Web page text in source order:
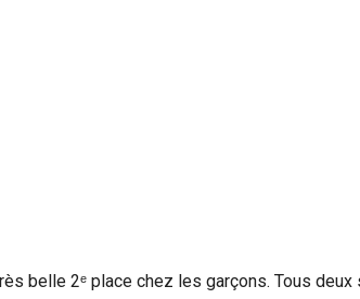
belle 2ᵉ place chez les garçons. Tous deux